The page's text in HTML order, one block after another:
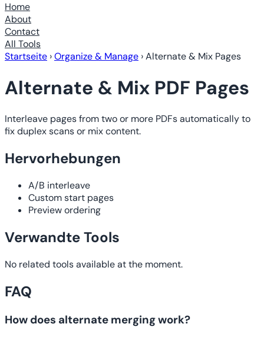
Home
About
Contact
All Tools
Startseite ›Organize & Manage ›Alternate & Mix Pages
Alternate & Mix PDF Pages
Interleave pages from two or more PDFs automatically to
fix duplex scans or mix content.
Hervorhebungen
A/B interleave
Custom start pages
Preview ordering
Verwandte Tools
No related tools available at the moment.
FAQ
How does alternate merging work?